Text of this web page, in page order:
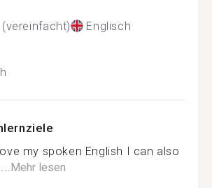
Englisch
my spoken English I can also
Mehr lesen